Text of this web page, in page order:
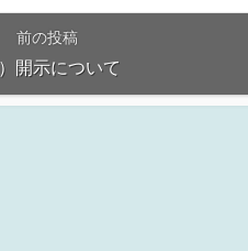
前の投稿
開示について